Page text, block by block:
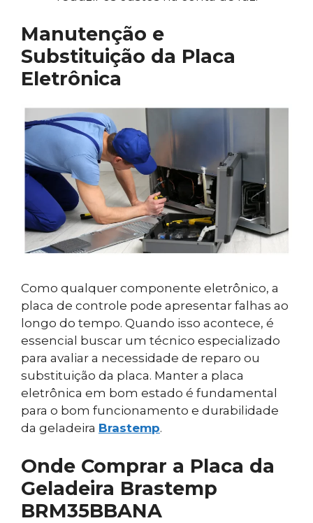
Manutenção e
Substituição da Placa
Eletrônica
Como qualquer componente eletrônico, a
placa de controle pode apresentar falhas ao
longo do tempo. Quando isso acontece, é
essencial buscar um técnico especializado
para avaliar a necessidade de reparo ou
substituição da placa. Manter a placa
eletrônica em bom estado é fundamental
para o bom funcionamento e durabilidade
da geladeira Brastemp.
Onde Comprar a Placa da
Geladeira Brastemp
BRM35BBANA